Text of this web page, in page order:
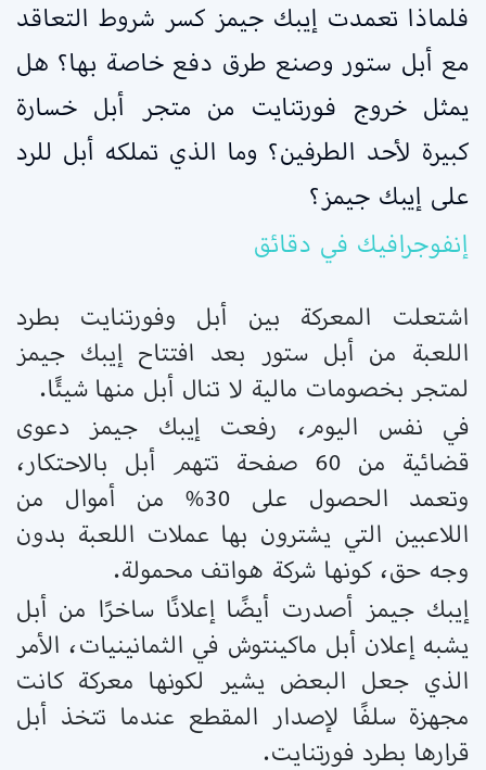
فلماذا تعمدت إيبك جيمز كسر شروط التعاقد
مع أبل ستور وصنع طرق دفع خاصة بها؟ هل
يمثل خروج فورتنايت من متجر أبل خسارة
كبيرة لأحد الطرفين؟ وما الذي تملكه أبل للرد
على إيبك جيمز؟
إنفوجرافيك في دقائق
اشتعلت المعركة بين أبل وفورتنايت بطرد
اللعبة من أبل ستور بعد افتتاح إيبك جيمز
لمتجر بخصومات مالية لا تنال أبل منها شيئًا.
في نفس اليوم، رفعت إيبك جيمز دعوى
قضائية من 60 صفحة تتهم أبل بالاحتكار،
وتعمد الحصول على 30% من أموال من
اللاعبين التي يشترون بها عملات اللعبة بدون
وجه حق، كونها شركة هواتف محمولة.
إيبك جيمز أصدرت أيضًا إعلانًا ساخرًا من أبل
يشبه إعلان أبل ماكينتوش في الثمانينيات، الأمر
الذي جعل البعض يشير لكونها معركة كانت
مجهزة سلفًا لإصدار المقطع عندما تتخذ أبل
قرارها بطرد فورتنايت.